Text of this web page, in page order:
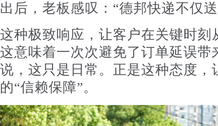
出后，老板感叹：“德邦快递不仅
这种极致响应，让客户在关键时
这意味着一次次避免了订单延误带
说，这只是日常。正是这种态度，
的“信赖保障”。